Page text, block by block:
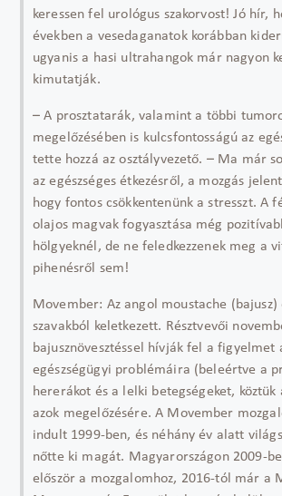
keressen fel urológus szakorvost! Jó hír,
években a vesedaganatok korábban
ugyanis a hasi ultrahangok már nagyon
kimutatják.
– A prosztatarák, valamint a többi
megelőzésében is kulcsfontosságú az
tette hozzá az osztályvezető. – Ma már
az egészséges étkezésről, a mozgás
hogy fontos csökkentenünk a stresszt. A
olajos magvak fogyasztása még
hölgyeknél, de ne feledkezzenek meg a
pihenésről sem!
Movember: Az angol moustache (bajusz)
szavakból keletkezett. Résztvevői
bajusznövesztéssel hívják fel a figyelmet
egészségügyi problémáira (beleértve a
hererákot és a lelki betegségeket, köztük
azok megelőzésére. A Movember
indult 1999-ben, és néhány év alatt
nőtte ki magát. Magyarországon 2009-
először a mozgalomhoz, 2016-tól már a